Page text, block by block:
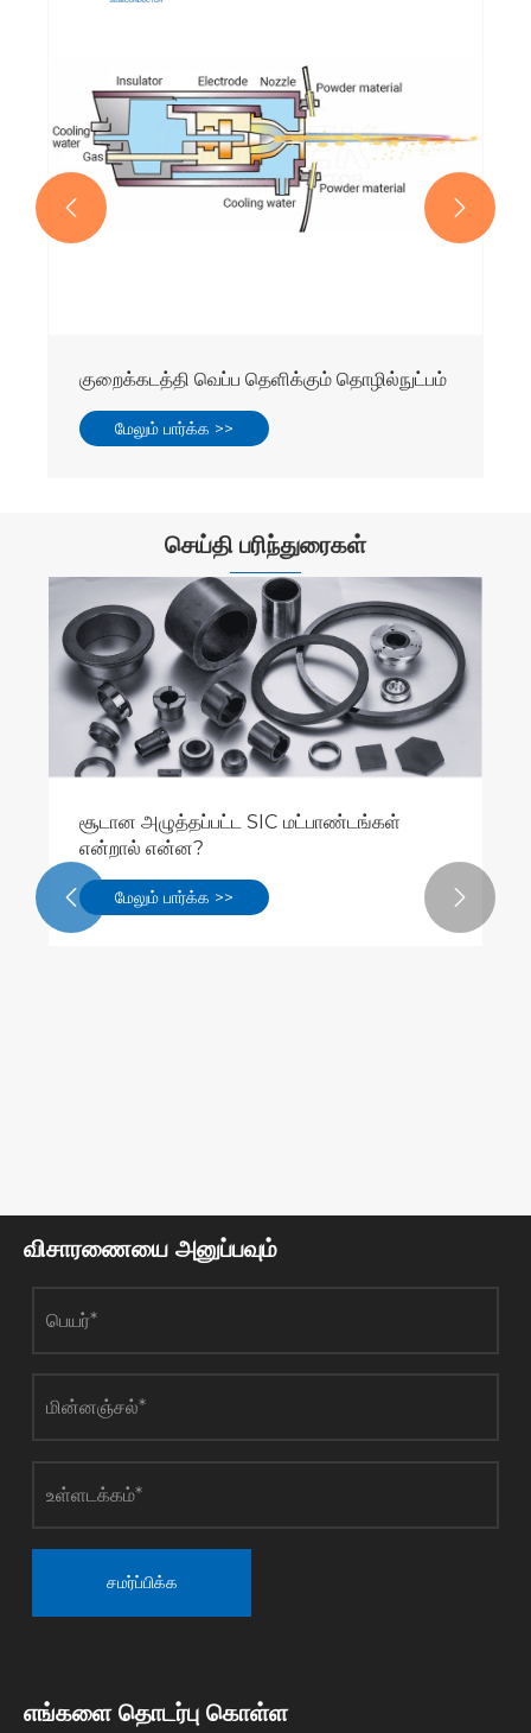
குறைக்கடத்தி வெப்ப தெளிக்கும் தொழில்நுட்பம்
மேலும் பார்க்க >>
 
செய்தி பரிந்துரைகள்
சூடான அழுத்தப்பட்ட SIC மட்பாண்டங்கள்
என்றால் என்ன?
மேலும் பார்க்க >>
 
விசாரணையை அனுப்பவும்
சமர்ப்பிக்க
எங்களை தொடர்பு கொள்ள